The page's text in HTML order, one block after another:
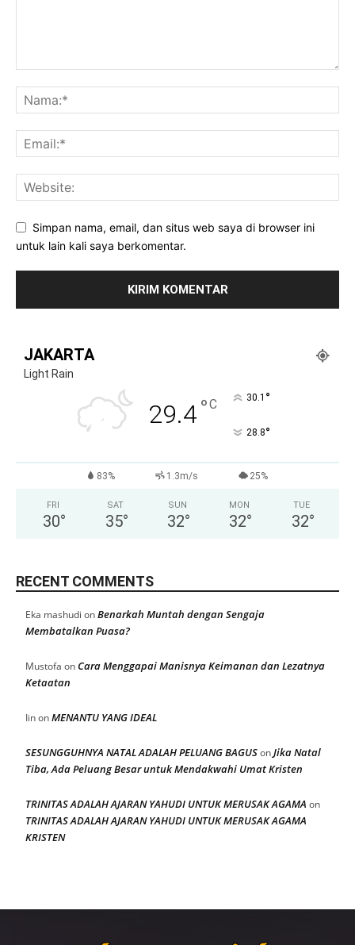
Simpan nama, email, dan situs web saya di browser ini
untuk lain kali saya berkomentar.
JAKARTA
Light Rain
29.4°C 30.1 °
28.8°
83% 1.3m/s 25%
FRI
30°
SAT
35°
SUN
32°
MON
32°
TUE
32°
RECENT COMMENTS
Eka mashudi onBenarkah Muntah dengan Sengaja
Membatalkan Puasa?
Mustofa onCara Menggapai Manisnya Keimanan dan Lezatnya
Ketaatan
IinonMENANTU YANG IDEAL
SESUNGGUHNYA NATAL ADALAH PELUANG BAGUSonJika Natal
Tiba, Ada Peluang Besar untuk Mendakwahi Umat Kristen
TRINITAS ADALAH AJARAN YAHUDI UNTUK MERUSAK AGAMA on
TRINITAS ADALAH AJARAN YAHUDI UNTUK MERUSAK AGAMA
KRISTEN